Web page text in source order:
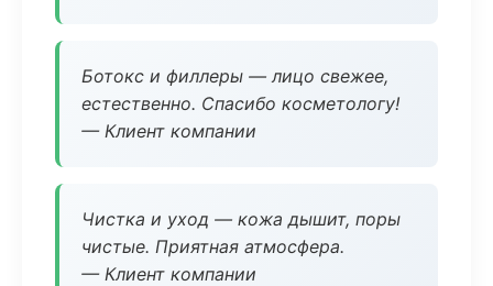
Ботокс и филлеры — лицо свежее,
естественно. Спасибо косметологу!
— Клиент компании
Чистка и уход — кожа дышит, поры
чистые. Приятная атмосфера.
— Клиент компании